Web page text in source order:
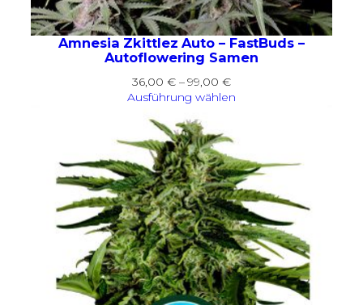
Amnesia Zkittlez Auto – FastBuds –
Autoflowering Samen
36,00 € –99,00 €Preisspanne:
36,00 €
Ausführung wählen